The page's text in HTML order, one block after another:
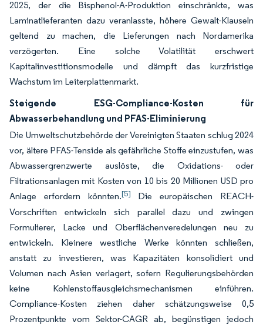
2025, der die Bisphenol-A-Produktion einschränkte, was
Laminatlieferanten dazu veranlasste, höhere Gewalt-Klauseln
geltend zu machen, die Lieferungen nach Nordamerika
verzögerten. Eine solche Volatilität erschwert
Kapitalinvestitionsmodelle und dämpft das kurzfristige
Wachstum im Leiterplattenmarkt.
Steigende ESG-Compliance-Kosten für
Abwasserbehandlung und PFAS-Eliminierung
Die Umweltschutzbehörde der Vereinigten Staaten schlug 2024
vor, ältere PFAS-Tenside als gefährliche Stoffe einzustufen, was
Abwassergrenzwerte auslöste, die Oxidations- oder
Filtrationsanlagen mit Kosten von 10 bis 20 Millionen USD pro
Anlage erfordern könnten.[5] Die europäischen REACH-
Vorschriften entwickeln sich parallel dazu und zwingen
Formulierer, Lacke und Oberflächenveredelungen neu zu
entwickeln. Kleinere westliche Werke könnten schließen,
anstatt zu investieren, was Kapazitäten konsolidiert und
Volumen nach Asien verlagert, sofern Regulierungsbehörden
keine Kohlenstoffausgleichsmechanismen einführen.
Compliance-Kosten ziehen daher schätzungsweise 0,5
Prozentpunkte vom Sektor-CAGR ab, begünstigen jedoch